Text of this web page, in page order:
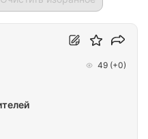
49 (+0)